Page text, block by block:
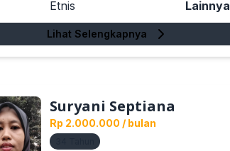
Etnis
Lainnya
Lihat Selengkapnya
Suryani Septiana
Rp 2.000.000 / bulan